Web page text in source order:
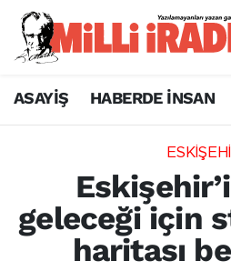
ASAYİŞ HABERDE İNSAN
geleceği için
haritası